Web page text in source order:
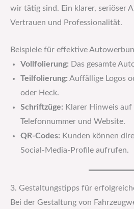
wir tätig sind. Ein klarer, seriöser
Vertrauen und Professionalität.
Beispiele für effektive
Vollfolierung: Das gesamte
Teilfolierung: Auffällige Logos
oder Heck.
Schriftzüge: Klarer Hinweis auf
Telefonnummer und Website.
QR-Codes: Kunden können
Social-Media-Profile aufrufen.
3. Gestaltungstipps für
Bei der Gestaltung von